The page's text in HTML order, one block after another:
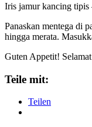
Iris jamur kancing tipis
Panaskan mentega di
hingga merata.
Guten Appetit!
Teile mit:
Teilen